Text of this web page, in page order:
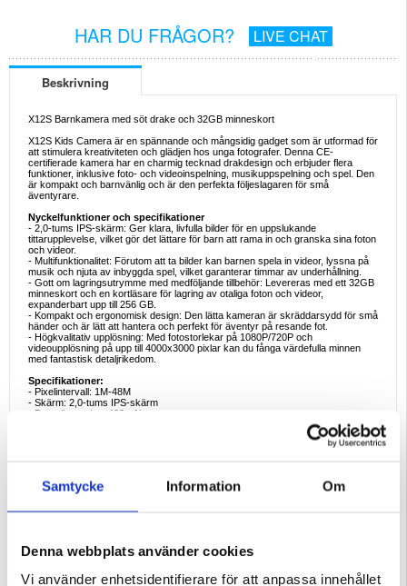
Samtycke Information Om
Denna webbplats använder cookies
Vi använder enhetsidentifierare för att anpassa innehållet
HAR DU FRÅGOR? LIVE CHAT
Beskrivning
X12S Barnkamera med söt drake och 32GB minneskort
X12S Kids Camera är en spännande och mångsidig gadget som är utformad för
att stimulera kreativiteten och glädjen hos unga fotografer. Denna CE-
certifierade kamera har en charmig tecknad drakdesign och erbjuder flera
funktioner, inklusive foto- och videoinspelning, musikuppspelning och spel. Den
är kompakt och barnvänlig och är den perfekta följeslagaren för små
äventyrare.
Nyckelfunktioner och specifikationer
- 2,0-tums IPS-skärm: Ger klara, livfulla bilder för en uppslukande
tittarupplevelse, vilket gör det lättare för barn att rama in och granska sina foton
och videor.
- Multifunktionalitet: Förutom att ta bilder kan barnen spela in videor, lyssna på
musik och njuta av inbyggda spel, vilket garanterar timmar av underhållning.
- Gott om lagringsutrymme med medföljande tillbehör: Levereras med ett 32GB
minneskort och en kortläsare för lagring av otaliga foton och videor,
expanderbart upp till 256 GB.
- Kompakt och ergonomisk design: Den lätta kameran är skräddarsydd för små
händer och är lätt att hantera och perfekt för äventyr på resande fot.
- Högkvalitativ upplösning: Med fotostorlekar på 1080P/720P och
videoupplösning på upp till 4000x3000 pixlar kan du fånga värdefulla minnen
med fantastisk detaljrikedom.
Specifikationer:
- Pixelintervall: 1M-48M
- Skärm: 2,0-tums IPS-skärm
- Batterikapacitet: 400mAh
Goda exempel på användning
- Kreativt utforskande: Barn kan fånga ögonblick under familjeutflykter,
- Multimediaunderhållning: Spela in videor, lyssna på musik eller spela spel när
fotograferingskunskaperna på ett lekfullt och engagerande sätt.
- Perfekt present: En underbar present till födelsedagar eller semestrar, som